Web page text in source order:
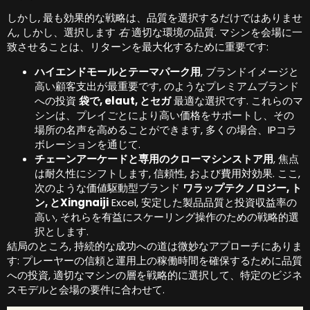
しかし, 最も効果的な戦略は、品質を選択するだけではありませ
ん, しかし、選択します 右適切な環境の品質. マシンを会場に一
致させることは、リターンを最大化するために重要です:
ハイエンドモールとテーマパーク用, ブランドイメージと
高い顧客支出が最重要です, のようなプレミアムブランド
への投資 袋で, elaut, とセガ最適な選択です. これらのマ
シンは、プレイごとにより高い価格をサポートし、その
場所の名声を高めることができます, 多くの場合、IPコラ
ボレーションを通じて.
チェーンアーケードと専用のクローマシンストア用, 焦点
は耐久性にシフトします, 信頼性, および費用対効果. ここ,
次のような価値駆動型ブランド ワラップテクノロジー, ト
ン, とXingnaijiExcel, 安定した製品品質と投資収益率の
高い, それらを有益にスケーリング操作のための戦略的選
択とします.
結局のところ, 持続的な成功への道は微妙なアプローチにありま
す: プレーヤーの信頼と運用上の稼働時間を確保するために品質
への投資, 適切なマシンの層を戦略的に選択して、特定のビジネ
スモデルと会場の要件に合わせて.